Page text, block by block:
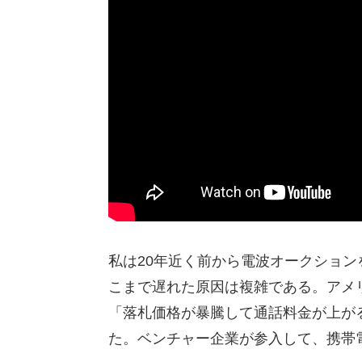
私は20年近く前から電波オークショ
こまで遅れた原因は複雑である。ア
「落札価格が暴騰して通話料金が上
た。ベンチャー企業が参入して、携